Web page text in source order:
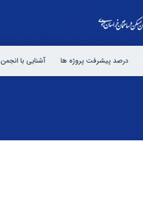
درصد پیشرفت پروژه ها آشنایی با انجمن